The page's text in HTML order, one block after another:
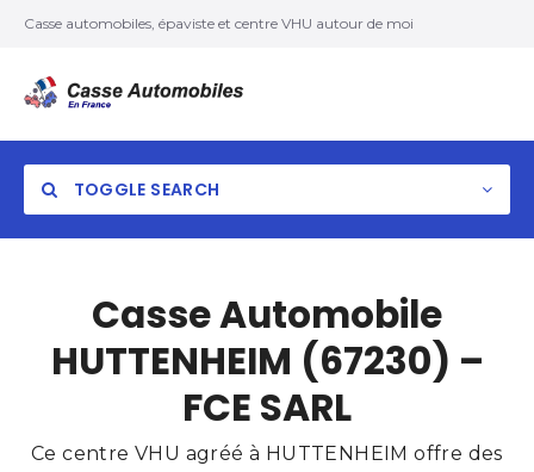
Casse automobiles, épaviste et centre VHU autour de moi
TOGGLE SEARCH
Casse Automobile
HUTTENHEIM (67230) –
FCE SARL
Ce centre VHU agréé à HUTTENHEIM offre des